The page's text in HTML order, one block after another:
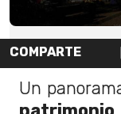
COMPARTE
Un